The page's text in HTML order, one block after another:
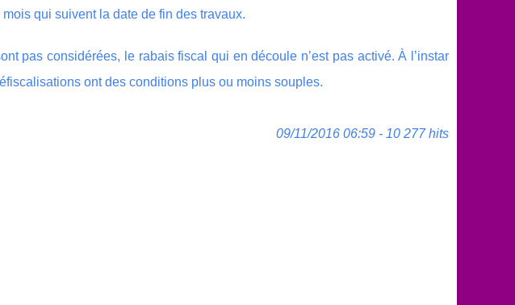
qui suivent la date de fin des travaux.
pas considérées, le rabais fiscal qui en découle n’est pas activé. À l’instar
ont des conditions plus ou moins souples.
09/11/2016 06:59 - 10 277 hits